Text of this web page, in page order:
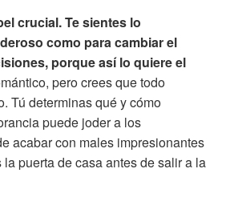
crucial. Te sientes lo
como para cambiar el
porque así lo quiere el
pero crees que todo
Tú determinas qué y cómo
puede joder a los
acabar con males impresionantes
puerta de casa antes de salir a la